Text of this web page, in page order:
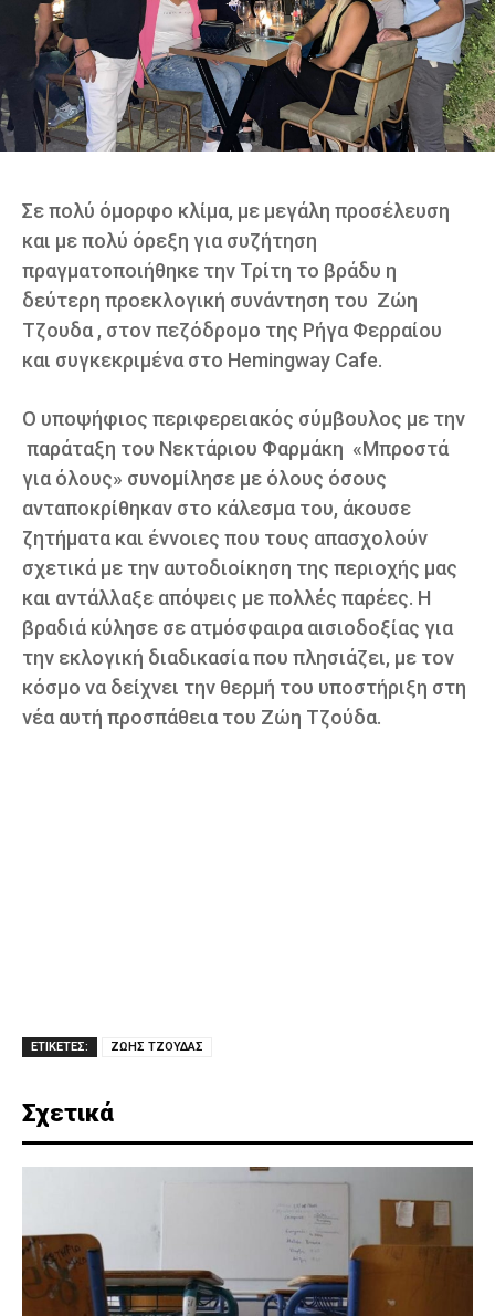
Σε πολύ όμορφο κλίμα, με μεγάλη προσέλευση
και με πολύ όρεξη για συζήτηση
πραγματοποιήθηκε την Τρίτη το βράδυ η
δεύτερη προεκλογική συνάντηση του Ζώη
Τζουδα , στον πεζόδρομο της Ρήγα Φερραίου
και συγκεκριμένα στο Hemingway Cafe.
Ο υποψήφιος περιφερειακός σύμβουλος με την
παράταξη του Νεκτάριου Φαρμάκη «Μπροστά
για όλους» συνομίλησε με όλους όσους
ανταποκρίθηκαν στο κάλεσμα του, άκουσε
ζητήματα και έννοιες που τους απασχολούν
σχετικά με την αυτοδιοίκηση της περιοχής μας
και αντάλλαξε απόψεις με πολλές παρέες. Η
βραδιά κύλησε σε ατμόσφαιρα αισιοδοξίας για
την εκλογική διαδικασία που πλησιάζει, με τον
κόσμο να δείχνει την θερμή του υποστήριξη στη
νέα αυτή προσπάθεια του Ζώη Τζούδα.
ΕΤΙΚΕΤΕΣ: ΖΩΗΣ ΤΖΟΥΔΑΣ
Σχετικά